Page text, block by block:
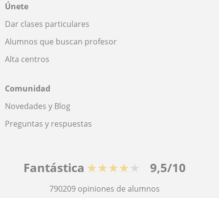
Únete
Dar clases particulares
Alumnos que buscan profesor
Alta centros
Comunidad
Novedades y Blog
Preguntas y respuestas
Fantástica ★★★★★ 9,5/10
790209 opiniones de alumnos